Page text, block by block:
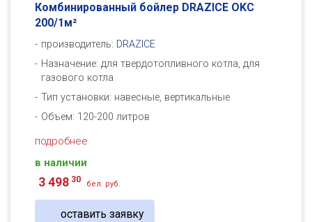
Комбинированный бойлер DRAZICE OKC
200/1м²
производитель: DRAZICE
Назначение: для твердотопливного котла, для
газового котла
Тип установки: навесные, вертикальные
Объем: 120-200 литров
подробнее
в наличии
3 498 30 бел. руб.
оставить заявку